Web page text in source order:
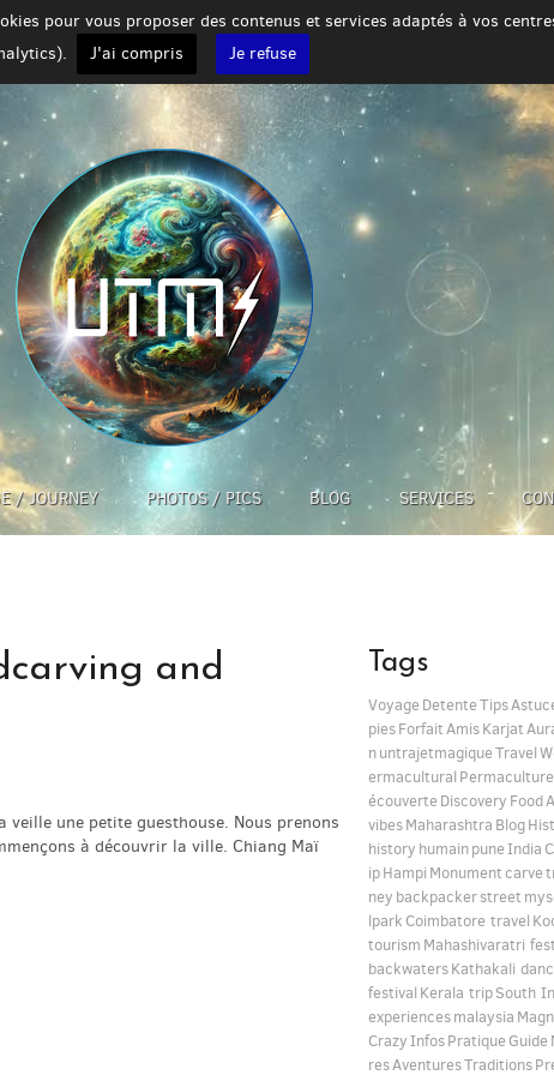
pour vous proposer des contenus et services adaptés à vos
J'ai compris Je refuse
/ JOURNEY PHOTOS / PICS BLOG SERVICES
and
une petite guesthouse. Nous prenons
à découvrir la ville. Chiang Maï
Tags
Voyage DetenteTips
piesForfaitAmisKarjat
nuntrajetmagiqueTravel
ermacultural Permaculture
écouverte Discovery Food
vibesMaharashtra Blog
history humainpuneIndia
ipHampi Monument carve
ney backpackerstreet
lpark Coimbatore travel
tourism Mahashivaratri
backwatersKathakali
festival Kerala tripSouth
experiencesmalaysia
CrazyInfosPratique Guide
resAventuresTraditions